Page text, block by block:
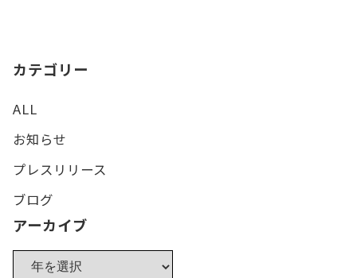
カテゴリー
ALL
お知らせ
プレスリリース
ブログ
アーカイブ